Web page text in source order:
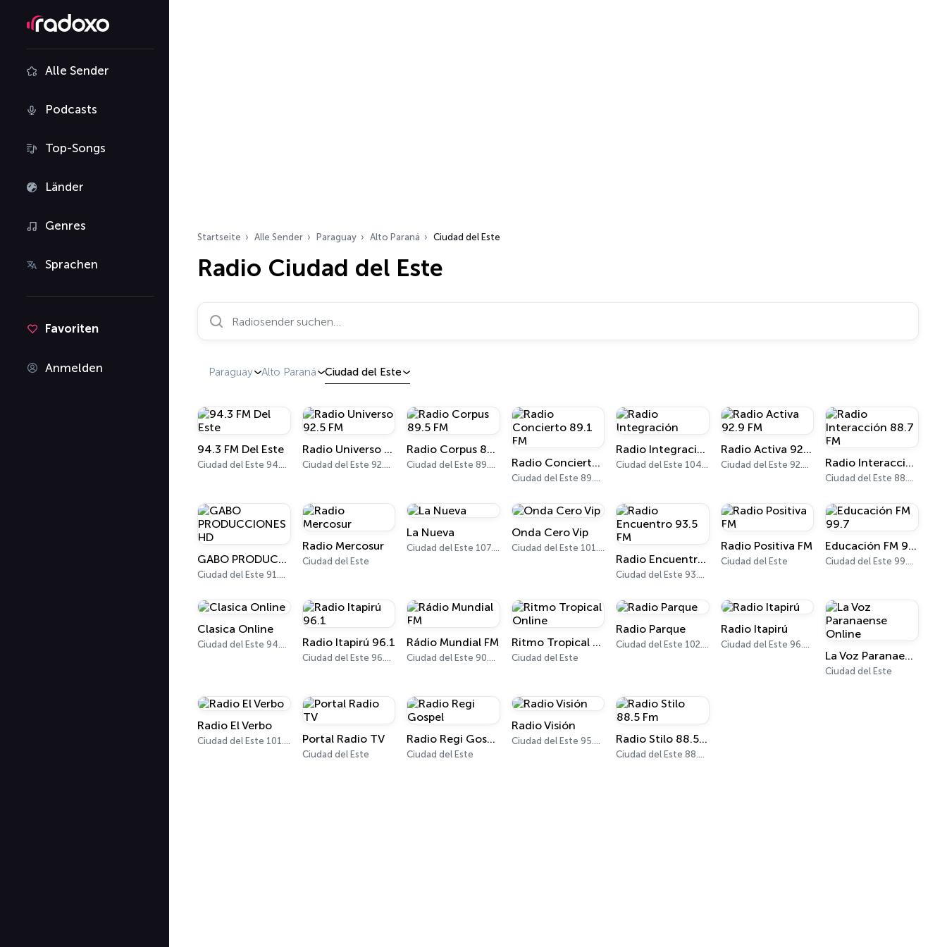
Alle Sender
Podcasts
Top-Songs
Länder
Genres
Sprachen
Favoriten
Anmelden
Startseite Alle Sender Paraguay Alto Paraná Ciudad del Este
Radio Ciudad del Este
Radiosender suchen…
Paraguay Alto Paraná Ciudad del Este
94.3 FM Del Este
Ciudad del Este 94.3 FM
Radio Universo 92.5 FM
Ciudad del Este 92.5 FM
Radio Corpus 89.5 FM
Ciudad del Este 89.5 FM Radio Concierto 89.1 FM
Ciudad del Este 89.1 FM
Radio Integración
Ciudad del Este 104.3 FM
Radio Activa 92.9 FM
Ciudad del Este 92.9 FM Radio Interacción 88.7 FM
Ciudad del Este 88.7 FM
GABO PRODUCCIONES HD
Ciudad del Este 91.3 FM
Radio Mercosur
Ciudad del Este
La Nueva
Ciudad del Este 107.5 FM
Onda Cero Vip
Ciudad del Este 101.1 FM
Radio Encuentro 93.5 FM
Ciudad del Este 93.5 FM
Radio Positiva FM
Ciudad del Este
Educación FM 99.7
Ciudad del Este 99.7 FM
Clasica Online
Ciudad del Este 94.1 FM Radio Itapirú 96.1
Ciudad del Este 96.1 FM
Rádio Mundial FM
Ciudad del Este 90.7 FM
Ritmo Tropical Online
Ciudad del Este
Radio Parque
Ciudad del Este 102.5 FM
Radio Itapirú
Ciudad del Este 96.1 FM - 600 AM
La Voz Paranaense Online
Ciudad del Este
Radio El Verbo
Ciudad del Este 101.3 FM Portal Radio TV
Ciudad del Este
Radio Regi Gospel
Ciudad del Este
Radio Visión
Ciudad del Este 95.7 FM Radio Stilo 88.5 Fm
Ciudad del Este 88.5 FM